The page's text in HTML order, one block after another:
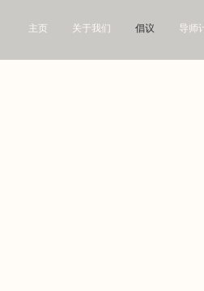
主页 关于我们 倡议 导师